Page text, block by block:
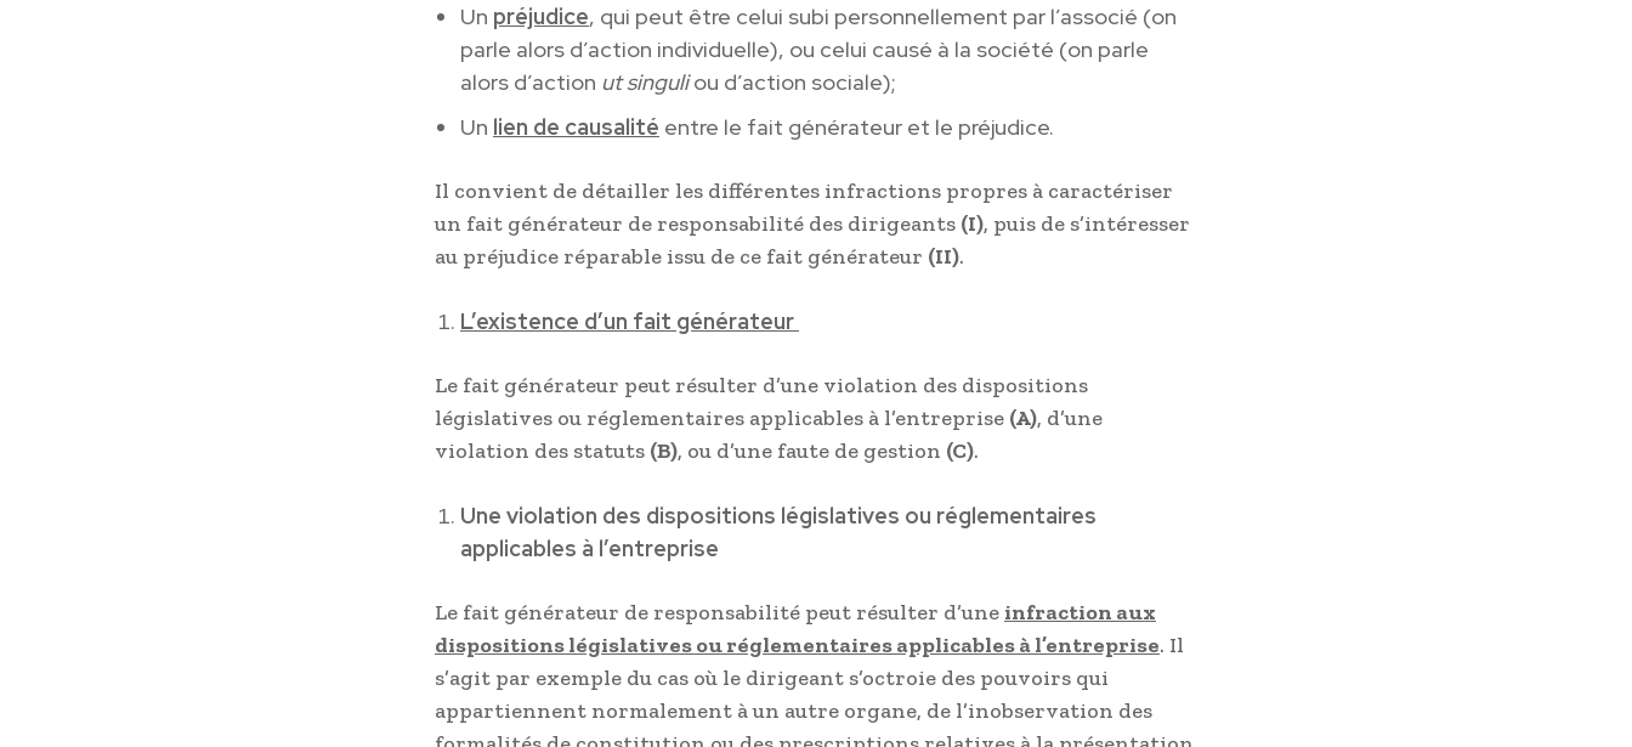
Un préjudice, qui peut être celui subi personnellement par l’associé (on
parle alors d’action individuelle), ou celui causé à la société (on parle
alors d’action ut singuliou d’action sociale);
Un lien de causalité entre le fait générateur et le préjudice.
Il convient de détailler les différentes infractions propres à caractériser
un fait générateur de responsabilité des dirigeants (I), puis de s’intéresser
au préjudice réparable issu de ce fait générateur (II).
L’existence d’un fait générateur
Le fait générateur peut résulter d’une violation des dispositions
législatives ou réglementaires applicables à l’entreprise (A), d’une
violation des statuts (B), ou d’une faute de gestion (C).
Une violation des dispositions législatives ou réglementaires
applicables à l’entreprise
Le fait générateur de responsabilité peut résulter d’une infraction aux
dispositions législatives ou réglementaires applicables à l’entreprise. Il
s’agit par exemple du cas où le dirigeant s’octroie des pouvoirs qui
appartiennent normalement à un autre organe, de l’inobservation des